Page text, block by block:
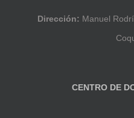
Dirección: Manuel
CENTRO DE